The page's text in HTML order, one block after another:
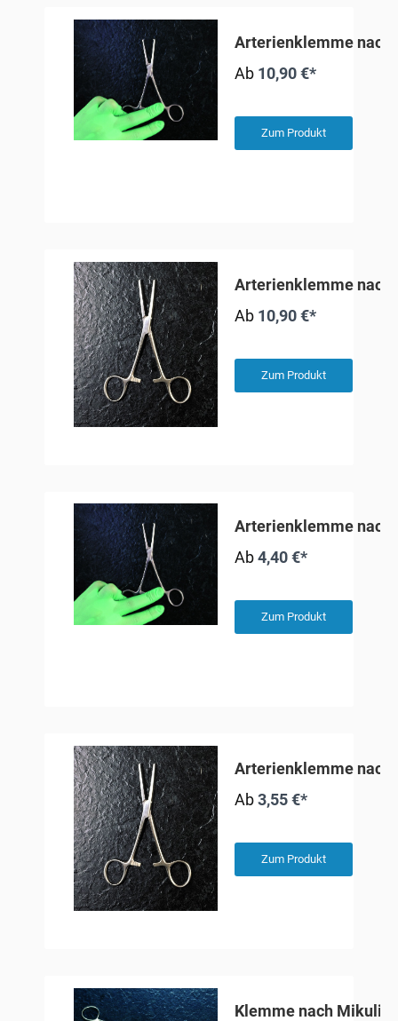
Arterienklemme nach
Ab 10,90 €*
Zum Produkt
Arterienklemme nach
Ab 10,90 €*
Zum Produkt
Arterienklemme nach
Ab4,40 €*
Zum Produkt
Arterienklemme nach
Ab3,55 €*
Zum Produkt
Klemme nach Mikulicz